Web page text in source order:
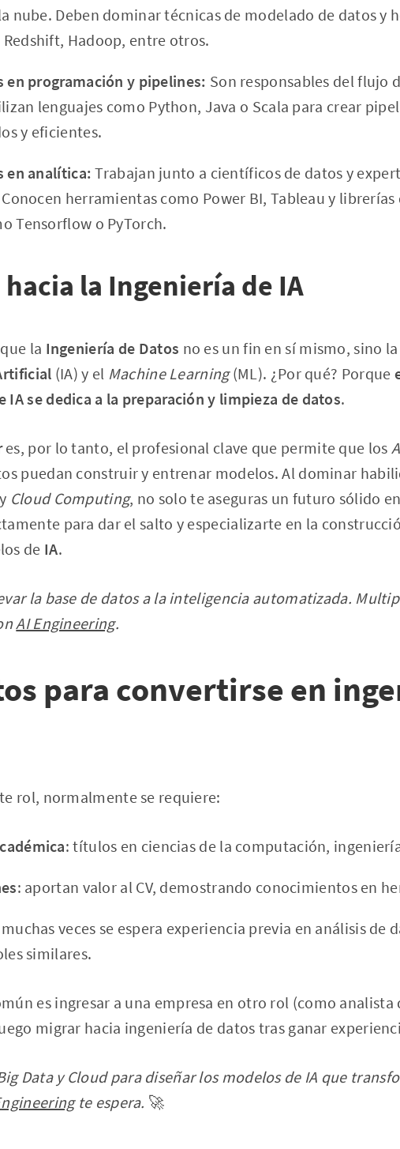
nube. Deben dominar técnicas de modelado de datos y
Redshift, Hadoop, entre otros.
en programación y pipelines: Son responsables del flujo
lenguajes como Python, Java o Scala para crear
y eficientes.
en analítica:Trabajan junto a científicos de datos y
herramientas como Power BI, Tableau y
Tensorflow o PyTorch.
la Ingeniería de IA
la Ingeniería de Datos no es un fin en sí mismo, sino
(IA) y el Machine Learning(ML). ¿Por qué? Porque
IA se dedica a la preparación y limpieza de datos.
es, por lo tanto, el profesional clave que permite que los
puedan construir y entrenar modelos. Al dominar
Cloud Computing, no solo te aseguras un futuro sólido
para dar el salto y especializarte en la
de IA.
la base de datos a la inteligencia automatizada.
AI Engineering.
para convertirse en
rol, normalmente se requiere:
: títulos en ciencias de la computación,
: aportan valor al CV, demostrando conocimientos en
veces se espera experiencia previa en análisis de
similares.
es ingresar a una empresa en otro rol (como analista
migrar hacia ingeniería de datos tras ganar
Data y Cloud para diseñar los modelos de IA que
te espera. 🚀